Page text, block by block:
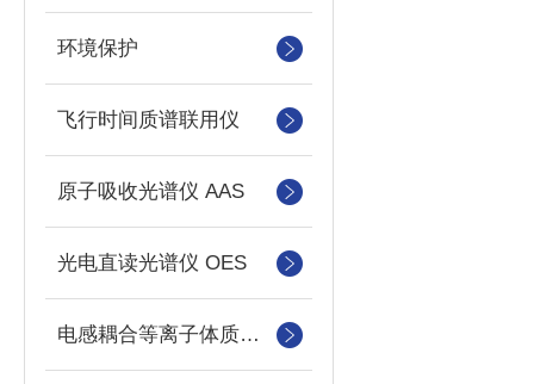
环境保护
飞行时间质谱联用仪
原子吸收光谱仪 AAS
光电直读光谱仪 OES
电感耦合等离子体质谱仪